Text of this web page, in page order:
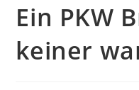
Ein PKW
keiner